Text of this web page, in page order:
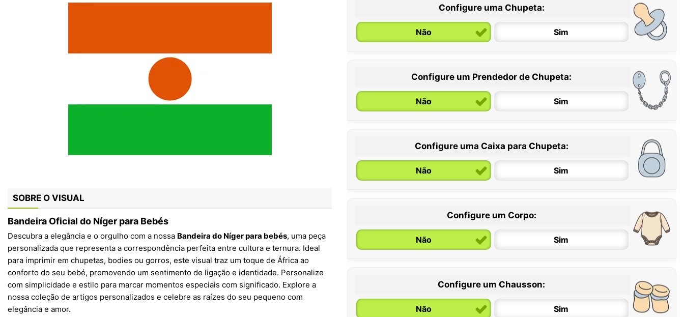
SOBRE O VISUAL
Bandeira Oficial do Níger para Bebés
Descubra a elegância e o orgulho com a nossa Bandeira do Níger para bebés, uma peça
personalizada que representa a correspondência perfeita entre cultura e ternura. Ideal
para imprimir em chupetas, bodies ou gorros, este visual traz um toque de África ao
conforto do seu bebé, promovendo um sentimento de ligação e identidade. Personalize
com simplicidade e estilo para marcar momentos especiais com significado. Explore a
nossa coleção de artigos personalizados e celebre as raízes do seu pequeno com
elegância e amor.
Configure uma Chupeta:
Não Sim
0 / 6 meses
Configure um Prendedor de Chupeta:
Não Sim
Configure uma Caixa para Chupeta:
Não Sim
Configure um Corpo:
Não Sim
6 / 12 meses 12 / 18 meses
Configure um Chausson:
Não Sim